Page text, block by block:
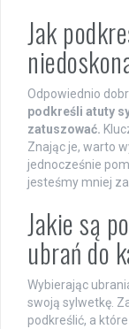
Jak
Odpowiednio
podkreśli atuty
zatuszować.
Znając je, warto
jednocześnie
jesteśmy mniej
Jakie są
ubrań do
Wybierając
swoją sylwetkę.
podkreślić, a